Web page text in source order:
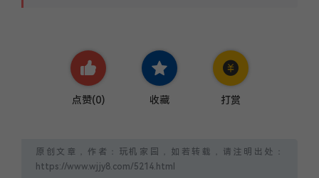
点赞(0) 收藏 打赏
原创文章，作者：玩机家园，如若转载，请注明出处：
https://www.wjjy8.com/5214.html